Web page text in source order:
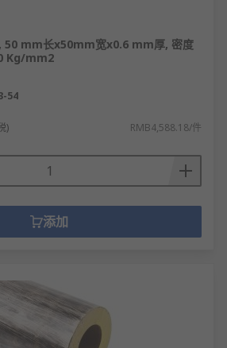
mm长x50mm宽x0.6 mm厚, 密度
Kg/mm2
54
) RMB4,588.18/件
添加